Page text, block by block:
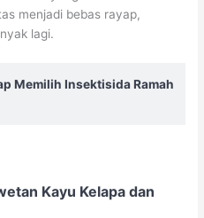
menjadi bebas rayap,
lagi.
Memilih Insektisida Ramah
Kayu Kelapa dan